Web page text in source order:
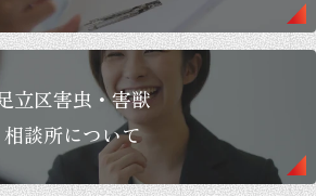
立区害虫・害獣
相談所について